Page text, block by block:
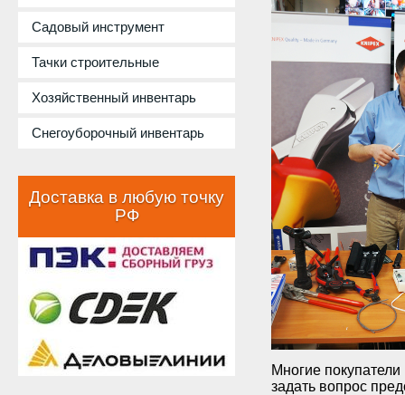
Садовый инструмент
Тачки строительные
Хозяйственный инвентарь
Снегоуборочный инвентарь
Доставка в любую точку
РФ
Многие
задать вопрос